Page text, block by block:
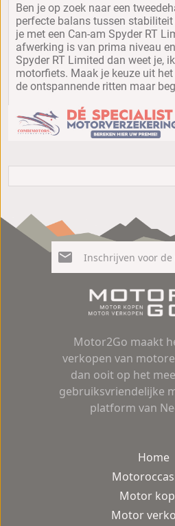
Ben je op zoek naar een
perfecte balans tussen
je met een Can-am Spyder RT
afwerking is van prima niveau
Spyder RT Limited dan weet je,
motorfiets. Maak je keuze uit
de ontspannende ritten maar
Motor2Go maakt
verkopen van
dan ooit op het
gebruiksvriendelijke
platform van
Home
Motor
Motor